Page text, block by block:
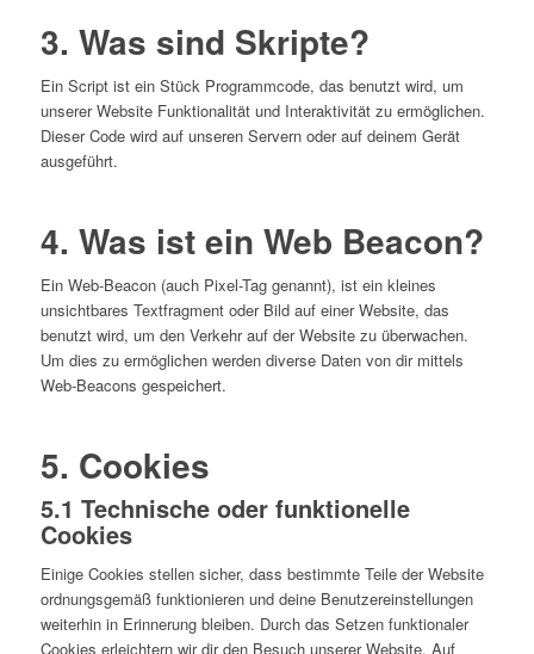
3. Was sind Skripte?
Ein Script ist ein Stück Programmcode, das benutzt wird, um
unserer Website Funktionalität und Interaktivität zu ermöglichen.
Dieser Code wird auf unseren Servern oder auf deinem Gerät
ausgeführt.
4. Was ist ein Web Beacon?
Ein Web-Beacon (auch Pixel-Tag genannt), ist ein kleines
unsichtbares Textfragment oder Bild auf einer Website, das
benutzt wird, um den Verkehr auf der Website zu überwachen.
Um dies zu ermöglichen werden diverse Daten von dir mittels
Web-Beacons gespeichert.
5. Cookies
5.1 Technische oder funktionelle
Cookies
Einige Cookies stellen sicher, dass bestimmte Teile der Website
ordnungsgemäß funktionieren und deine Benutzereinstellungen
weiterhin in Erinnerung bleiben. Durch das Setzen funktionaler
Cookies erleichtern wir dir den Besuch unserer Website. Auf